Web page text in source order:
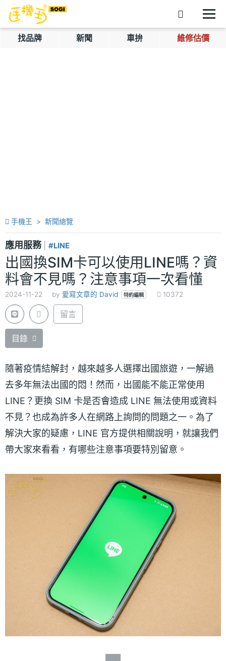
找品牌 新聞 車拚 維修估價
手機王 新聞總覽
應用服務 #LINE
出國換SIM卡可以使用LINE嗎？資
料會不見嗎？注意事項一次看懂
2024-11-22 by 愛寫文章的 David 特約編輯 10372
留言
目錄
隨著疫情結解封，越來越多人選擇出國旅遊，一解過
去多年無法出國的悶！然而，出國能不能正常使用
LINE？更換 SIM 卡是否會造成 LINE 無法使用或資料
不見？也成為許多人在網路上詢問的問題之一。為了
解決大家的疑慮，LINE 官方提供相關說明，就讓我們
帶大家來看看，有哪些注意事項要特別留意。